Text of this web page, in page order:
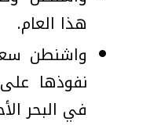
هذا العام.
واشنطن
نفوذها
في البحر